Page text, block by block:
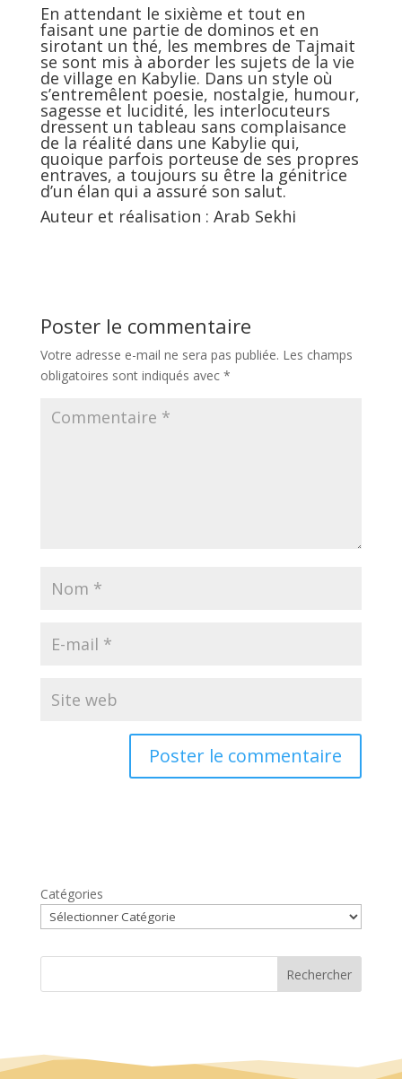
En attendant le sixième et tout en
faisant une partie de dominos et en
sirotant un thé, les membres de Tajmait
se sont mis à aborder les sujets de la vie
de village en Kabylie. Dans un style où
s’entremêlent poesie, nostalgie, humour,
sagesse et lucidité, les interlocuteurs
dressent un tableau sans complaisance
de la réalité dans une Kabylie qui,
quoique parfois porteuse de ses propres
entraves, a toujours su être la génitrice
d’un élan qui a assuré son salut.
Auteur et réalisation : Arab Sekhi
Poster le commentaire
Votre adresse e-mail ne sera pas publiée. Les champs
obligatoires sont indiqués avec *
Catégories
Rechercher